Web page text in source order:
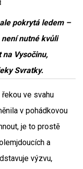
pokrytá ledem –
nutné kvůli
Vysočinu,
Svratky.
ve svahu
v pohádkovou
je to prostě
a
výzvu,